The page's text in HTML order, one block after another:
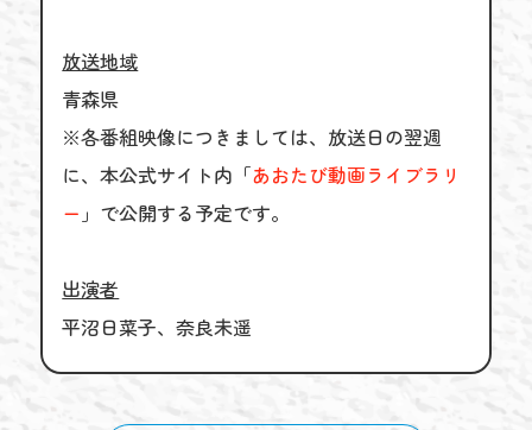
放送地域
青森県
※各番組映像につきましては、放送日の翌週
に、本公式サイト内「あおたび動画ライブラリ
ー 」で公開する予定です。
出演者
平沼日菜子、奈良未遥